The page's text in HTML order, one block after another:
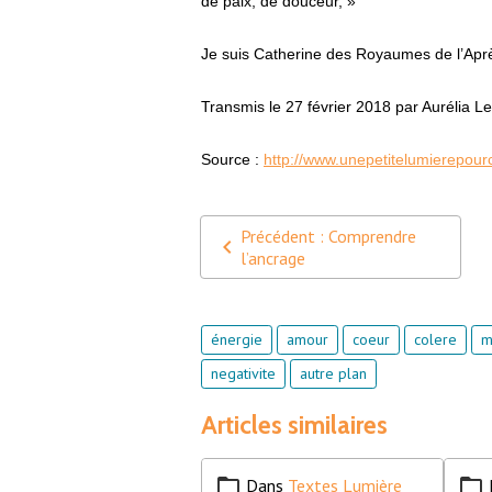
Je suis Catherine des Royaumes de
Transmis le 27 février 2018 par Aurélia
Source : http://
Précédent : Comprendre
l’ancrage
énergie amour coeur colere
negativite
autre plan
Articles similaires
Dans Textes Lumière